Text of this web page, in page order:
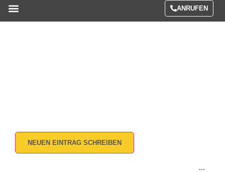
ANRUFEN
...